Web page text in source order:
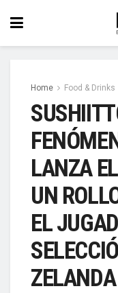
Home Food & Drinks
LANZA
UN
EL
ZELANDA